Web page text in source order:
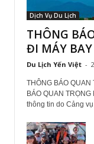
Dịch Vụ Du Lịch
THÔNG
ĐI MÁY BAY
Du Lịch Yến Việt -
THÔNG BÁO QUAN
BÁO QUAN
thông tin do Cảng